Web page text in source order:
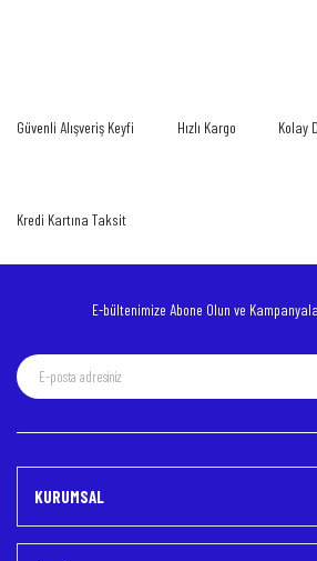
Ürün açıklamasında eksik bilgiler bulunuyor.
Güvenli Alışveriş Keyfi Hızlı Kargo Kolay
Kredi Kartına Taksit
E-bültenimize Abone Olun ve
KURUMSAL